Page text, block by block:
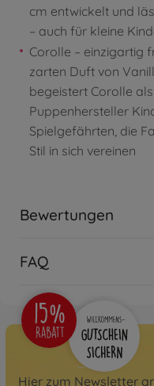
cm entwickelt und
– auch für kleine
Corolle – einzigartig
zarten Duft von
begeistert Corolle
Puppenhersteller
Spielgefährten, die
Stil in sich vereinen
Bewertungen
FAQ
Hier zum Newsletter